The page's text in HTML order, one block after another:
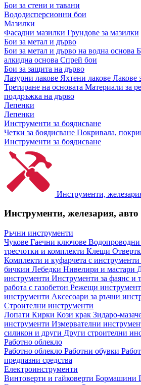
Бои за стени и тавани
Вододисперсионни бои
Мазилки
Фасадни мазилки Грундове за мазилки
Бои за метал и дърво
Бои за метал и дърво на водна основа
алкидна основа Спрей бои
Бои за защита на дърво
Лазурни лакове Яхтени лакове Лакове
Третиране на основата Материали за
поддръжка на дърво
Лепенки
Лепенки
Инструменти за боядисване
Четки за боядисване Покривала,
Инструменти за боядисване
Инструменти,
Инструменти, железария, авто
Ръчни инструменти
Чукове Гаечни ключове
тресчотки и комплекти Клещи
Комплекти и куфарчета с инструменти
бичкии Лебедки Нивелири и мастари
инструменти Инструменти за фаянс и
работа с газобетон Режещи
инструменти Аксесоари за ръчни
Строителни инструменти
Лопати Кирки Кози крак Зидаро-
инструменти Измервателни
силикон и други Други строителни
Работно облекло
Работно облекло Работни обувки
предпазни средства
Електроинструменти
Винтоверти и гайковерти Бормашини